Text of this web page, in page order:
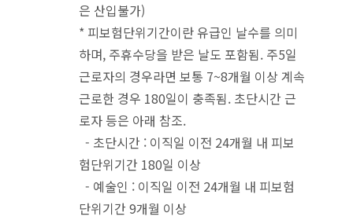
은 산입불가)
* 피보험단위기간이란 유급인 날수를 의미
하며, 주휴수당을 받은 날도 포함됨. 주5일
근로자의 경우라면 보통 7~8개월 이상 계속
근로한 경우 180일이 충족됨. 초단시간 근
로자 등은 아래 참조.
- 초단시간 : 이직일 이전 24개월 내 피보
험단위기간 180일 이상
- 예술인 : 이직일 이전 24개월 내 피보험
단위기간 9개월 이상